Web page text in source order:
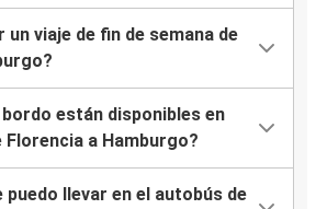
un viaje de fin de semana de
están disponibles en
Florencia a Hamburgo?
puedo llevar en el autobús de